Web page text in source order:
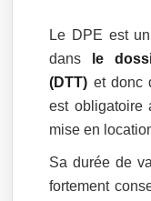
Le DPE est
dans
le
(DTT) et donc
est obligatoire
mise en
Sa durée de
fortement